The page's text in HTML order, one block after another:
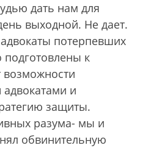
дать нам для
выходной. Не дает.
потерпевших
подготовлены к
возможности
и
защиты.
разума- мы и
обвинительную